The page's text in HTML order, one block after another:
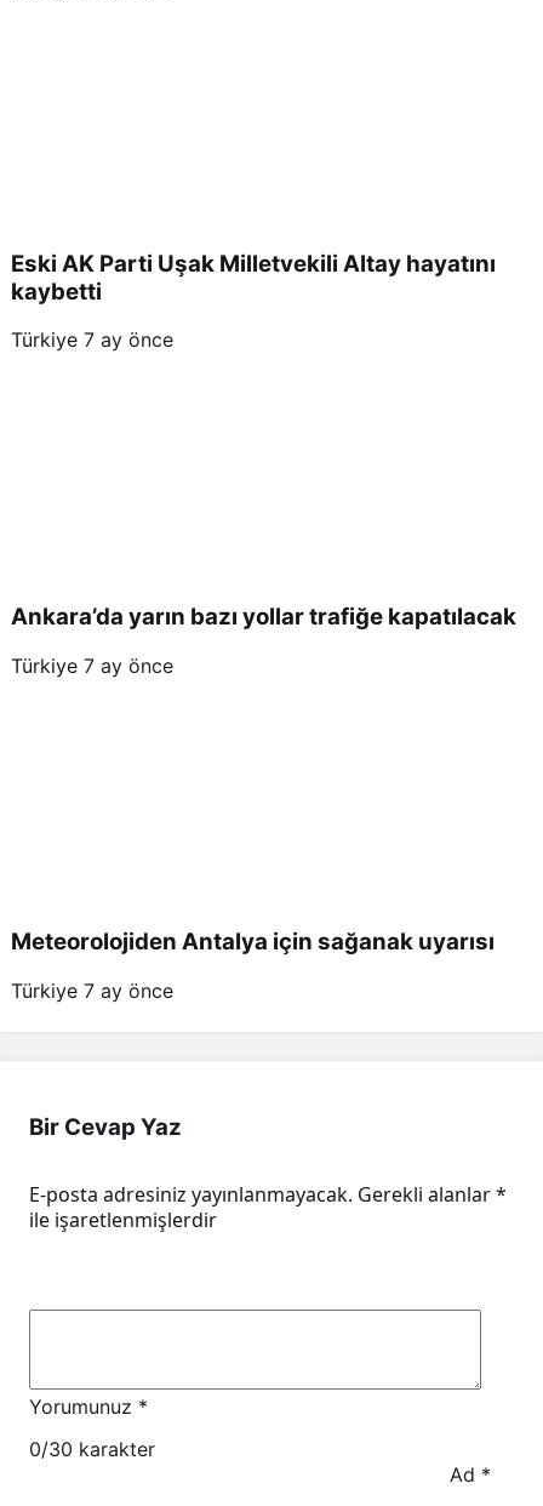
Eski AK Parti Uşak Milletvekili Altay hayatını
kaybetti
Türkiye 7 ay önce
Ankara’da yarın bazı yollar trafiğe kapatılacak
Türkiye 7 ay önce
Meteorolojiden Antalya için sağanak uyarısı
Türkiye 7 ay önce
Bir Cevap Yaz
E-posta adresiniz yayınlanmayacak. Gerekli alanlar*
ile işaretlenmişlerdir
Yorumunuz *
0/30 karakter
Ad *